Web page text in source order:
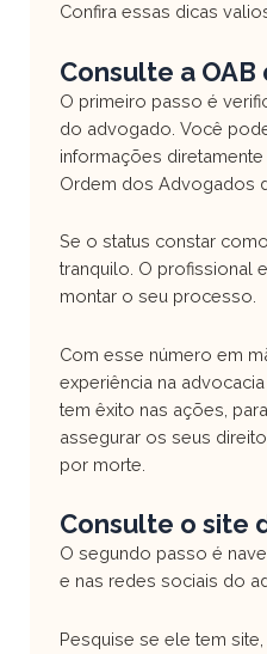
Confira essas dicas
Consulte a
O primeiro passo é
do advogado. Você
informações
Ordem dos Advogados
Se o status constar
tranquilo. O profissional
montar o seu processo.
Com esse número em
experiência na
tem êxito nas ações,
assegurar os seus
por morte.
Consulte o site
O segundo passo é
e nas redes sociais do
Pesquise se ele tem